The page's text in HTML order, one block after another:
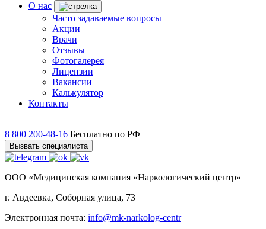
О нас
Часто задаваемые вопросы
Акции
Врачи
Отзывы
Фотогалерея
Лицензии
Вакансии
Калькулятор
Контакты
8 800 200-48-16 Бесплатно по РФ
Вызвать специалиста
ООО «Медицинская компания «Наркологический центр»
г. Авдеевка, Соборная улица, 73
Электронная почта: info@mk-narkolog-centr